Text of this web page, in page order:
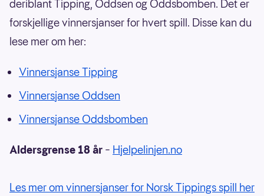
deriblant Tipping, Oddsen og Oddsbomben. Det er
forskjellige vinnersjanser for hvert spill. Disse kan du
lese mer om her:
Vinnersjanse Tipping
Vinnersjanse Oddsen
Vinnersjanse Oddsbomben
Aldersgrense 18 år – Hjelpelinjen.no
Les mer om vinnersjanser for Norsk Tippings spill her